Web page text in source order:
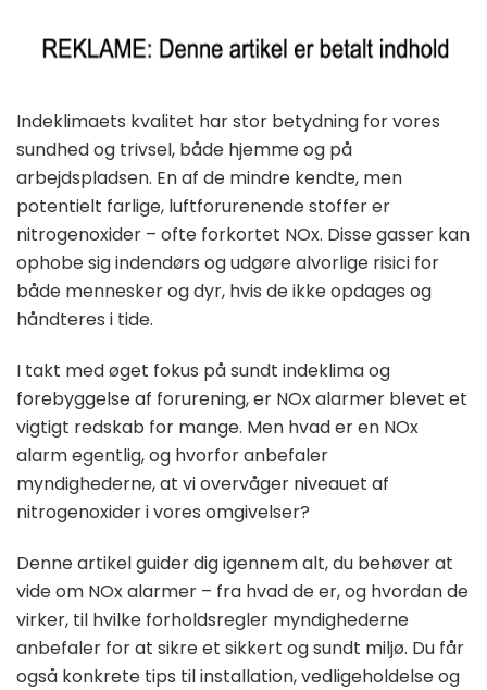
Indeklimaets kvalitet har stor betydning for vores
sundhed og trivsel, både hjemme og på
arbejdspladsen. En af de mindre kendte, men
potentielt farlige, luftforurenende stoffer er
nitrogenoxider – ofte forkortet NOx. Disse gasser kan
ophobe sig indendørs og udgøre alvorlige risici for
både mennesker og dyr, hvis de ikke opdages og
håndteres i tide.
I takt med øget fokus på sundt indeklima og
forebyggelse af forurening, er NOx alarmer blevet et
vigtigt redskab for mange. Men hvad er en NOx
alarm egentlig, og hvorfor anbefaler
myndighederne, at vi overvåger niveauet af
nitrogenoxider i vores omgivelser?
Denne artikel guider dig igennem alt, du behøver at
vide om NOx alarmer – fra hvad de er, og hvordan de
virker, til hvilke forholdsregler myndighederne
anbefaler for at sikre et sikkert og sundt miljø. Du får
også konkrete tips til installation, vedligeholdelse og